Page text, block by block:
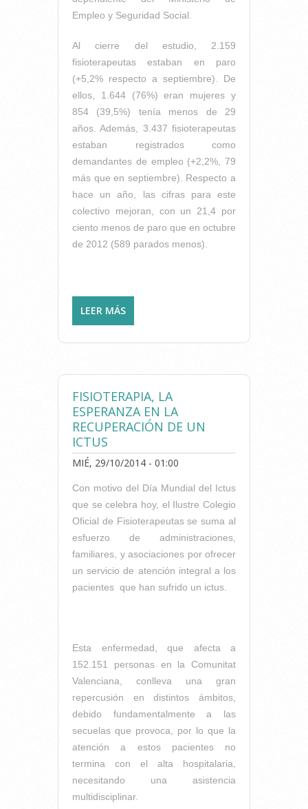
Empleo y Seguridad Social.
Al cierre del estudio, 2.159
fisioterapeutas estaban en paro
(+5,2% respecto a septiembre). De
ellos, 1.644 (76%) eran mujeres y
854 (39,5%) tenía menos de 29
años. Además, 3.437 fisioterapeutas
estaban registrados como
demandantes de empleo (+2,2%, 79
más que en septiembre). Respecto a
hace un año, las cifras para este
colectivo mejoran, con un 21,4 por
ciento menos de paro que en octubre
de 2012 (589 parados menos).
LEER MÁS
FISIOTERAPIA AFECTA MÁS
A MUJERES
FISIOTERAPIA, LA
ESPERANZA EN LA
RECUPERACIÓN DE UN
ICTUS
MIÉ, 29/10/2014 - 01:00
Con motivo del Día Mundial del Ictus
que se celebra hoy, el Ilustre Colegio
Oficial de Fisioterapeutas se suma al
esfuerzo de administraciones,
familiares, y asociaciones por ofrecer
un servicio de atención integral a los
pacientes que han sufrido un ictus.
Esta enfermedad, que afecta a
152.151 personas en la Comunitat
Valenciana, conlleva una gran
repercusión en distintos ámbitos,
debido fundamentalmente a las
secuelas que provoca, por lo que la
atención a estos pacientes no
termina con el alta hospitalaria,
necesitando una asistencia
multidisciplinar.